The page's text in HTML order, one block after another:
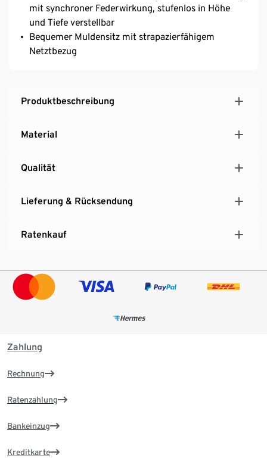
mit synchroner Federwirkung, stufenlos in Höhe
und Tiefe verstellbar
Bequemer Muldensitz mit strapazierfähigem
Netztbezug
Produktbeschreibung
Material
Qualität
Lieferung & Rücksendung
Ratenkauf
Zahlung
Rechnung
Ratenzahlung
Bankeinzug
Kreditkarte